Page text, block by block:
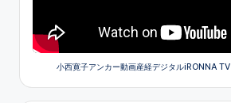
小西寛子アンカー動画産経デジタルiRONNA TV